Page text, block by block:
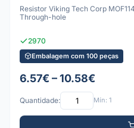
Resistor Viking Tech Corp
Through-hole
2970
Embalagem com 100 peças
6.57€ – 10.58€
Quantidade: Mín: 1